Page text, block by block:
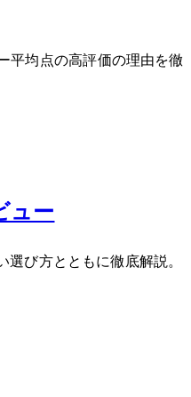
均4.73点の高評価の理由を徹
ュー
選び方とともに徹底解説。